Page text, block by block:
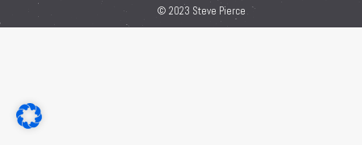
© 2023 Steve Pierce